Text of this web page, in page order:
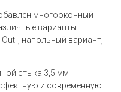
многооконный
варианты
напольный вариант,
стыка 3,5 мм
и современную